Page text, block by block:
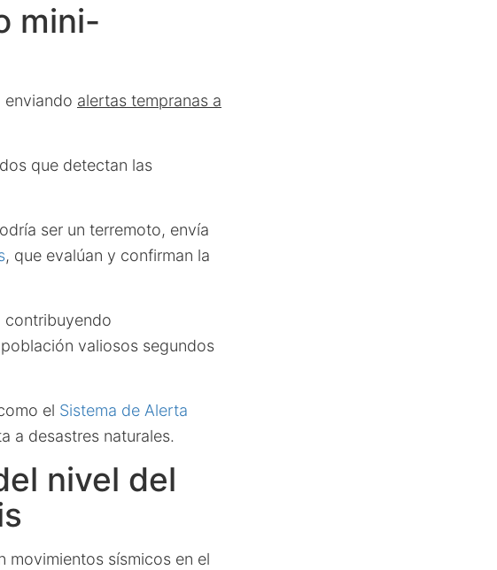
mini-
enviando alertas tempranas a
que detectan las
ser un terremoto, envía
, que evalúan y confirman la
contribuyendo
valiosos segundos
el Sistema de Alerta
a desastres naturales.
nivel del
movimientos sísmicos en el